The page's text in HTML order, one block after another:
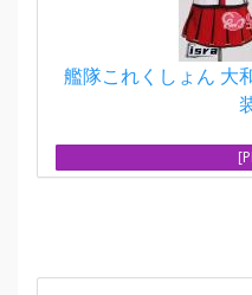
艦隊これくしょん 大